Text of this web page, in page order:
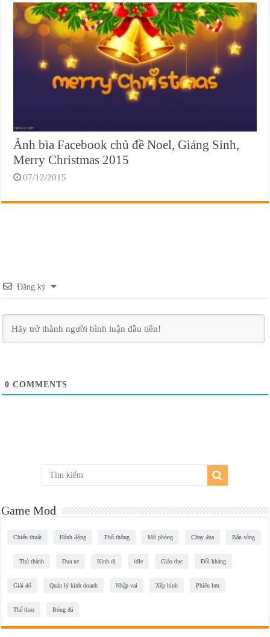
Ảnh bìa Facebook chủ đề Noel, Giáng Sinh,
Merry Christmas 2015
07/12/2015
Đăng ký
0 COMMENTS
Game Mod
Chiến thuật Hành động Phổ thông Mô phỏng Chạy đua Bắn súng
Thủ thành Đua xe Kinh dị idle Giáo dục Đối kháng
Giải đố Quản lý kinh doanh Nhập vai Xếp hình Phiêu lưu
Thể thao Bóng đá